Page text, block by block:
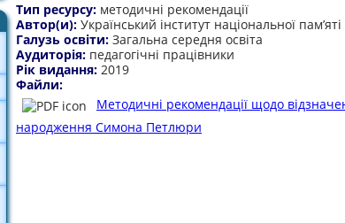
Тип ресурсу: методичні рекомендації
Автор(и): Український інститут національної пам’яті
Галузь освіти: Загальна середня освіта
Аудиторія: педагогічні працівники
Рік видання: 2019
Файли:
Методичні рекомендації щодо
народження Симона Петлюри